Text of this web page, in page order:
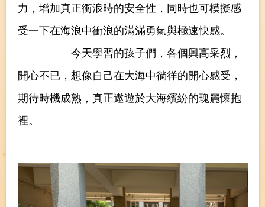
力，增加真正衝浪時的安全性，同時也可模擬感
受一下在海浪中衝浪的滿滿勇氣與極速快感。
今天學習的孩子們，各個興高采烈，
開心不已，想像自己在大海中徜徉的開心感受，
期待時機成熟，真正遨遊於大海繽紛的瑰麗懷抱
裡。